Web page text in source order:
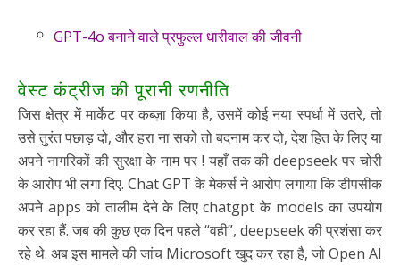
GPT-4o बनाने वाले प्रफुल्ल धारीवाल की जीवनी
वेस्ट कंट्रीज की पूरानी रणनीति
जिस क्षेत्र में मार्केट पर कब्ज़ा किया है, उसमें कोई नया स्पर्धा में उतरे, तो
उसे तुरंत पछाड़ दो, और हरा ना सको तो बदनाम कर दो, देश हित के लिए या
अपने नागरिकों की सुरक्षा के नाम पर ! यहाँ तक की deepseek पर चोरी
के आरोप भी लगा दिए. Chat GPT के मेकर्स ने आरोप लगाया कि डीपसीक
अपने apps को तालीम देने के लिए chatgpt के models का उपयोग
कर रहा हैं. जब की कुछ एक दिन पहले “वही”, deepseek की प्रशंसा कर
रहे थे. अब इस मामले की जांच Microsoft खुद कर रहा है, जो Open AI